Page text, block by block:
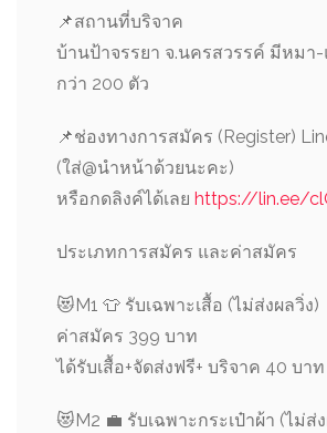
📌สถานที่บริจาค
บ้านป้าจรรยา จ.นครสวรรค์ มีหมา
กว่า 200 ตัว
📌ช่องทางการสมัคร (Register)
(ใส่@นำหน้าด้วยนะคะ)
หรือกดลิงค์ได้เลย https://lin.ee/
ประเภทการสมัคร และค่าสมัคร
😻 M1 👕 รับเฉพาะเสื้อ (ไม่ส่งผลวิ่ง)
ค่าสมัคร 399 บาท
ได้รับเสื้อ+จัดส่งฟรี+ บริจาค 40 บาท
😻 M2 💼 รับเฉพาะกระเป๋าผ้า (ไม่ส่